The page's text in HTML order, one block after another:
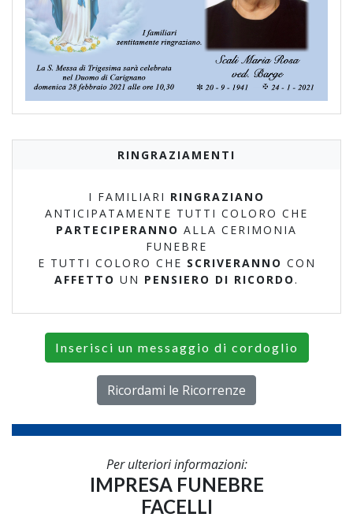
RINGRAZIAMENTI
I FAMILIARI RINGRAZIANO
ANTICIPATAMENTE TUTTI COLORO CHE
PARTECIPERANNO ALLA CERIMONIA
FUNEBRE
E TUTTI COLORO CHE SCRIVERANNO CON
AFFETTO UN PENSIERO DI RICORDO .
Inserisci un messaggio di cordoglio
Ricordami le Ricorrenze
Per ulteriori informazioni:
IMPRESA FUNEBRE
FACELLI